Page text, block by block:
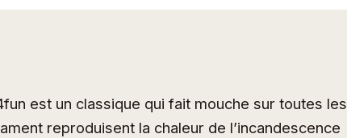
est un classique qui fait mouche sur toutes les
reproduisent la chaleur de l’incandescence